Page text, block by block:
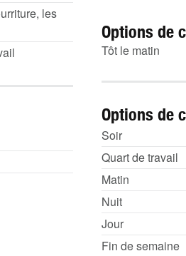
les
Options de
Tôt le matin
Options de
Soir
Quart de travail
Matin
Nuit
Jour
Fin de semaine